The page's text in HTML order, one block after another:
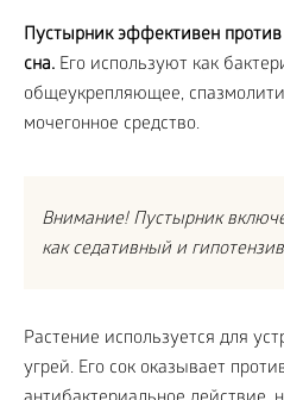
Пустырник эффективен
сна. Его используют как
общеукрепляющее,
мочегонное средство.
Внимание! Пустырник
как седативный и
Растение используется для
угрей. Его сок оказывает